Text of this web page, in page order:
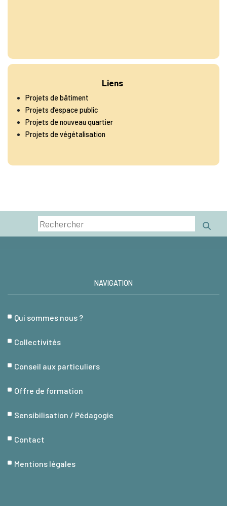
Liens
Projets de bâtiment
Projets d’espace public
Projets de nouveau quartier
Projets de végétalisation
NAVIGATION
Qui sommes nous ?
Collectivités
Conseil aux particuliers
Offre de formation
Sensibilisation / Pédagogie
Contact
Mentions légales